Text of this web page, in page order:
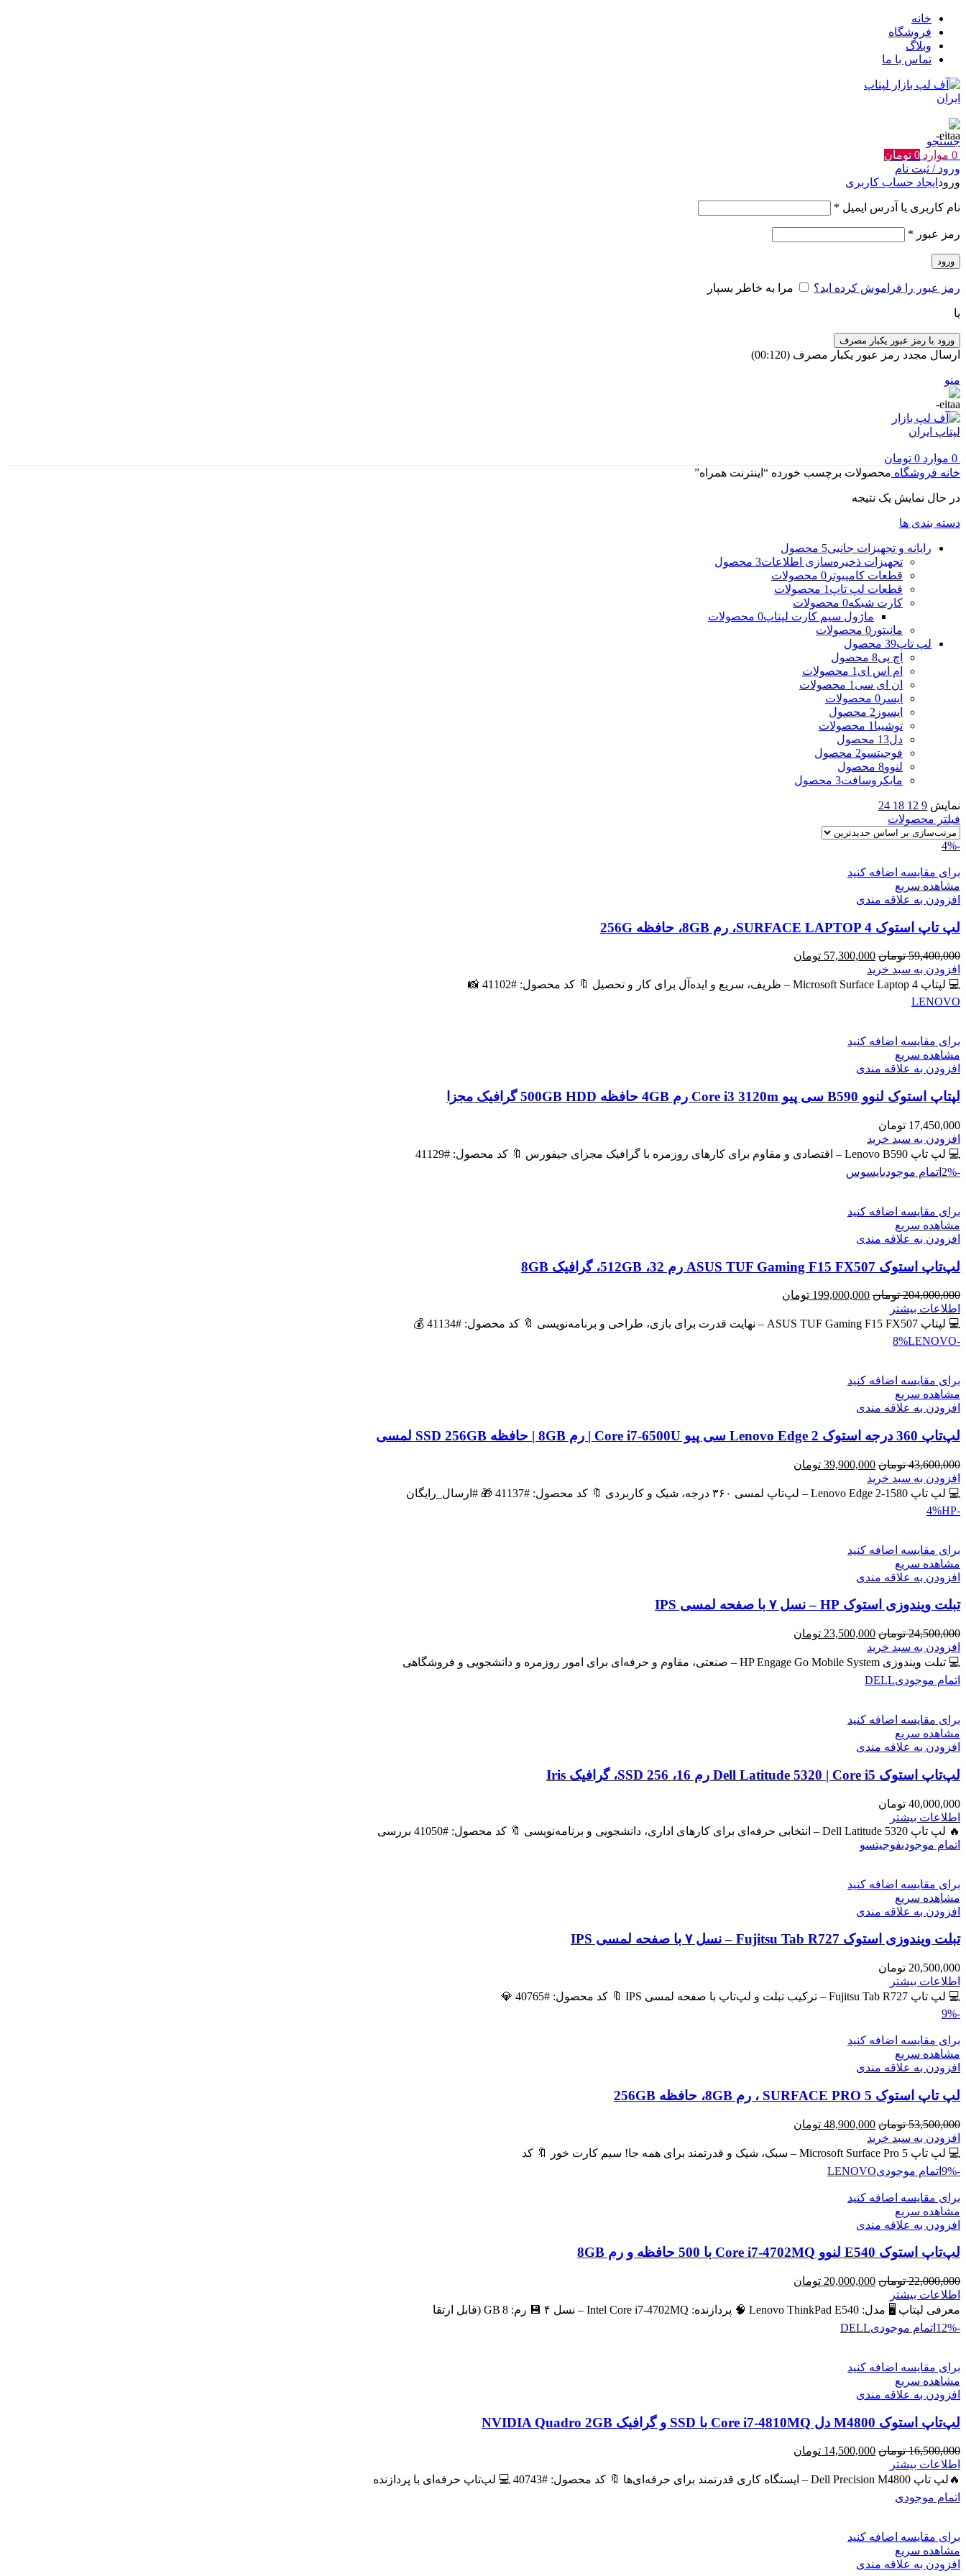
خانه
فروشگاه
وبلاگ
تماس با ما
جستجو
0 موارد 0 تومان
ورود / ثبت نام
ورود ایجاد حساب کاربری
نام کاربری یا آدرس ایمیل *
رمز عبور *
ورود
رمز عبور را فراموش کرده اید؟ مرا به خاطر بسپار
یا
ورود با رمز عبور یکبار مصرف
ارسال مجدد رمز عبور یکبار مصرف (00:
120
)
منو
0 موارد 0 تومان
خانه فروشگاه محصولات برچسب خورده “اینترنت همراه”
در حال نمایش یک نتیجه
دسته بندی ها
رایانه و تجهیزات جانبی5 محصول
تجهیزات ذخیره‌سازی اطلاعات3 محصول
قطعات کامپیوتر 0 محصولات
قطعات لپ تاپ 1 محصولات
کارت شبکه0 محصولات
ماژول سیم کارت لپتاپ0 محصولات
مانیتور 0 محصولات
لپ تاپ39 محصول
اچ پی8 محصول
ام اس ای 1 محصولات
ان ای سی 1 محصولات
ایسر 0 محصولات
ایسوز 2 محصول
توشیبا 1 محصولات
دل13 محصول
فوجیتسو2 محصول
لنوو8 محصول
مایکروسافت3 محصول
نمایش 9
12
18
24
فیلتر محصولات
-4%
برای مقایسه اضافه کنید
مشاهده سریع
افزودن به علاقه مندی
لپ تاپ استوک SURFACE LAPTOP 4، رم 8GB، حافظه 256G
59,400,000 تومان قیمت
اصلی
59,400,000 تومان
57,300,000 تومان
57,300,000 تومان
افزودن به سبد خرید
💻 لپتاپ Microsoft Surface Laptop 4 – ظریف، سریع و ایده‌آل برای کار و تحصیل 🔖 کد محصول: #41102 📸
LENOVO
برای مقایسه اضافه کنید
مشاهده سریع
افزودن به علاقه مندی
لپتاپ استوک لنوو B590 سی پیو Core i3 3120m رم 4GB حافظه 500GB HDD گرافیک مجزا
17,450,000 تومان
افزودن به سبد خرید
💻 لپ تاپ Lenovo B590 – اقتصادی و مقاوم برای کارهای روزمره با گرافیک مجزای جیفورس 🔖 کد محصول: #41129
-2%
اتمام موجودیایسوس
برای مقایسه اضافه کنید
مشاهده سریع
افزودن به علاقه مندی
لپ‌تاپ استوک ASUS TUF Gaming F15 FX507 رم 32، 512GB، گرافیک 8GB
204,000,000 تومان قیمت
204,000,000 تومان
199,000,000 تومان
199,000,000 تومان
اطلاعات بیشتر
💻 لپتاپ ASUS TUF Gaming F15 FX507 – نهایت قدرت برای بازی، طراحی و برنامه‌نویسی 🔖 کد محصول: #41134 💰
-8%
LENOVO
برای مقایسه اضافه کنید
مشاهده سریع
افزودن به علاقه مندی
لپ‌تاپ 360 درجه استوک Lenovo Edge 2 سی پیو Core i7-6500U | رم 8GB | حافظه SSD 256GB لمسی
43,600,000 تومان قیمت
اصلی
43,600,000 تومان
39,900,000 تومان
39,900,000 تومان
افزودن به سبد خرید
💻 لپ تاپ Lenovo Edge 2-1580 – لپ‌تاپ لمسی ۳۶۰ درجه، شیک و کاربردی 🔖 کد محصول: #41137 🎁 #ارسال_رایگان
-4%
HP
برای مقایسه اضافه کنید
مشاهده سریع
افزودن به علاقه مندی
تبلت ویندوزی استوک HP – نسل ۷ با صفحه لمسی IPS
24,500,000 تومان قیمت
اصلی
24,500,000 تومان
بود.
23,500,000 تومان
23,500,000 تومان
افزودن به سبد خرید
💻 تبلت ویندوزی HP Engage Go Mobile System – صنعتی، مقاوم و حرفه‌ای برای امور روزمره و دانشجویی و فروشگاهی
اتمام موجودیDELL
برای مقایسه اضافه کنید
مشاهده سریع
افزودن به علاقه مندی
لپ‌تاپ استوک Dell Latitude 5320 | Core i5 رم 16، SSD 256، گرافیک Iris
40,000,000 تومان
اطلاعات بیشتر
🔥 لپ تاپ Dell Latitude 5320 – انتخابی حرفه‌ای برای کارهای اداری، دانشجویی و برنامه‌نویسی 🔖 کد محصول: #41050 بررسی
اتمام موجودیفوجیتسو
برای مقایسه اضافه کنید
مشاهده سریع
افزودن به علاقه مندی
تبلت ویندوزی استوک Fujitsu Tab R727 – نسل ۷ با صفحه لمسی IPS
20,500,000 تومان
اطلاعات بیشتر
💻 لپ تاپ Fujitsu Tab R727 – ترکیب تبلت و لپ‌تاپ با صفحه لمسی IPS 🔖 کد محصول: #40765 💎
-9%
برای مقایسه اضافه کنید
مشاهده سریع
افزودن به علاقه مندی
لپ تاپ استوک SURFACE PRO 5 ، رم 8GB، حافظه 256GB
53,500,000 تومان قیمت
اصلی
53,500,000 تومان
بود.
48,900,000 تومان
48,900,000 تومان
افزودن به سبد خرید
💻 لپ تاپ Microsoft Surface Pro 5 – سبک، شیک و قدرتمند برای همه جا! سیم کارت خور 🔖 کد
-9%
اتمام موجودیLENOVO
برای مقایسه اضافه کنید
مشاهده سریع
افزودن به علاقه مندی
لپ‌تاپ استوک E540 لنوو Core i7-4702MQ با 500 حافظه و رم 8GB
22,000,000 تومان قیمت
22,000,000 تومان
بود.
20,000,000 تومان
20,000,000 تومان
اطلاعات بیشتر
معرفی لپتاپ 🖥️ مدل: Lenovo ThinkPad E540 🧠 پردازنده: Intel Core i7‑4702MQ – نسل ۴ 💾 رم: 8 GB (قابل ارتقا
-12%
اتمام موجودیDELL
برای مقایسه اضافه کنید
مشاهده سریع
افزودن به علاقه مندی
لپ‌تاپ استوک M4800 دل Core i7-4810MQ با SSD و گرافیک NVIDIA Quadro 2GB
16,500,000 تومان قیمت
16,500,000 تومان
14,500,000 تومان
14,500,000 تومان
اطلاعات بیشتر
🔥لپ تاپ Dell Precision M4800 – ایستگاه کاری قدرتمند برای حرفه‌ای‌ها 🔖 کد محصول: #40743 💻 لپ‌تاپ حرفه‌ای با پردازنده
اتمام موجودی
برای مقایسه اضافه کنید
مشاهده سریع
افزودن به علاقه مندی